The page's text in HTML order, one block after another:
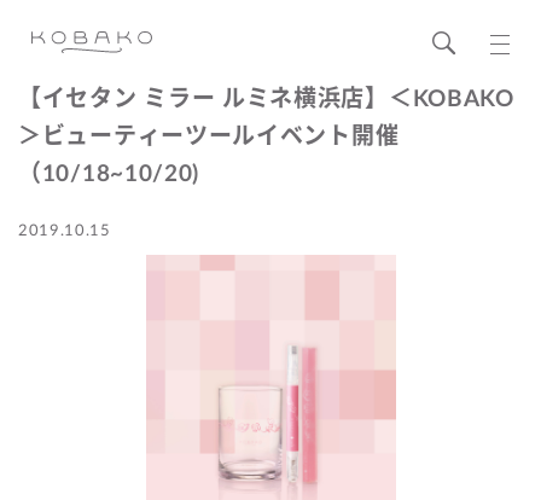
【イセタン ミラー ルミネ横浜店】＜KOBAKO
＞ビューティーツールイベント開催
（10/18~10/20)
2019.10.15